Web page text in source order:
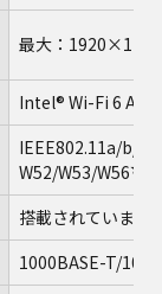
最大：
Intel® Wi-Fi 6
IEEE802.11a/b/
W52/W53/W56★13
搭載されていませ
1000BASE-T/